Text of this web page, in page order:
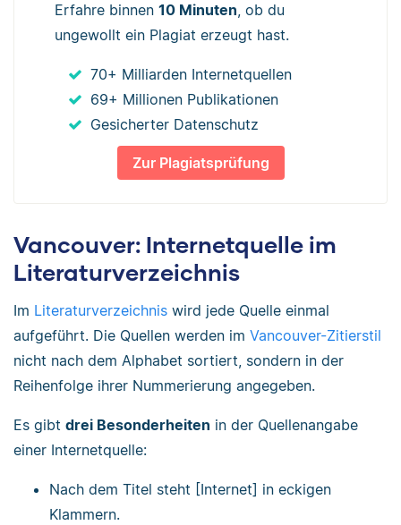
Erfahre binnen 10 Minuten, ob du
ungewollt ein Plagiat erzeugt hast.
70+ Milliarden Internetquellen
69+ Millionen Publikationen
Gesicherter Datenschutz
Zur Plagiatsprüfung
Vancouver: Internetquelle im
Literaturverzeichnis
Im Literaturverzeichnis wird jede Quelle einmal
aufgeführt. Die Quellen werden im Vancouver-Zitierstil
nicht nach dem Alphabet sortiert, sondern in der
Reihenfolge ihrer Nummerierung angegeben.
Es gibt drei Besonderheiten in der Quellenangabe
einer Internetquelle:
Nach dem Titel steht [Internet] in eckigen
Klammern.